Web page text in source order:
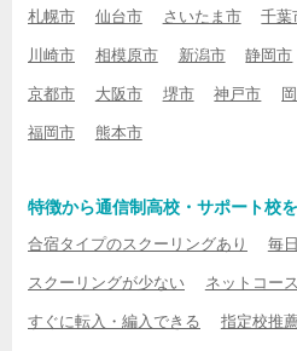
札幌市 仙台市 さいたま市 千葉
川崎市 相模原市 新潟市 静岡市
京都市 大阪市 堺市 神戸市
福岡市 熊本市
特徴から通信制高校・サポート校
合宿タイプのスクーリングあり 毎
スクーリングが少ない ネットコー
すぐに転入・編入できる 指定校推